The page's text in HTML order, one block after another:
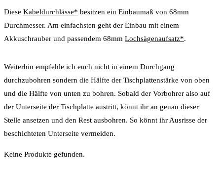
Diese Kabeldurchlässe* besitzen ein Einbaumaß von 68mm
Durchmesser. Am einfachsten geht der Einbau mit einem
Akkuschrauber und passendem 68mm Lochsägenaufsatz*.
Weiterhin empfehle ich euch nicht in einem Durchgang
durchzubohren sondern die Hälfte der Tischplattenstärke von oben
und die Hälfte von unten zu bohren. Sobald der Vorbohrer also auf
der Unterseite der Tischplatte austritt, könnt ihr an genau dieser
Stelle ansetzen und den Rest ausbohren. So könnt ihr Ausrisse der
beschichteten Unterseite vermeiden.
Keine Produkte gefunden.